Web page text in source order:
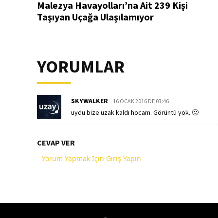
Malezya Havayolları’na Ait 239 Kişi
Taşıyan Uçağa Ulaşılamıyor
YORUMLAR
SKYWALKER 16 OCAK 2016 DE 03:46
uydu bize uzak kaldı hocam. Görüntü yok. 🙂
CEVAP VER
Yorum Yapmak İçin Giriş Yapın